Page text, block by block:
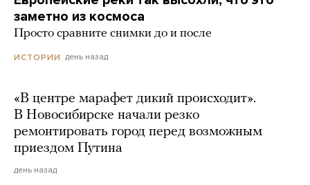
заметно из космоса
Просто сравните снимки до и после
ИСТОРИИ день назад
«В центре марафет дикий происходит».
В Новосибирске начали резко
ремонтировать город перед возможным
приездом Путина
день назад